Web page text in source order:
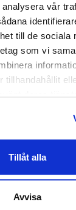
vår
till de sociala
som vi
tillhandahållit
Tillåt alla
Avvisa
från
med en
att